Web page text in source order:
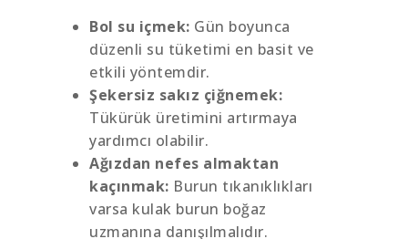
Bol su içmek: Gün boyunca
düzenli su tüketimi en basit ve
etkili yöntemdir.
Şekersiz sakız çiğnemek:
Tükürük üretimini artırmaya
yardımcı olabilir.
Ağızdan nefes almaktan
kaçınmak: Burun tıkanıklıkları
varsa kulak burun boğaz
uzmanına danışılmalıdır.